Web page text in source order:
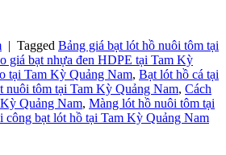
| Tagged Bảng giá bạt lót hồ nuôi tôm tại
giá bạt nhựa đen HDPE tại Tam Kỳ
tại Tam Kỳ Quảng Nam, Bạt lót hồ cá tại
nuôi tôm tại Tam Kỳ Quảng Nam, Cách
Quảng Nam, Màng lót hồ nuôi tôm tại
công bạt lót hồ tại Tam Kỳ Quảng Nam